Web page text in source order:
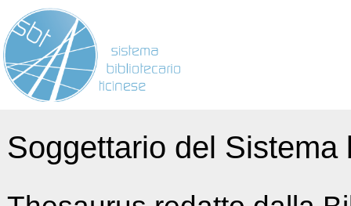
Soggettario del